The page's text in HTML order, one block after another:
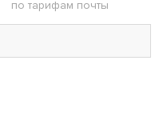
по тарифам почты